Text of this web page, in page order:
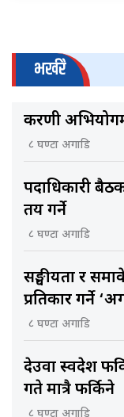
भर्खरै
करणी
८ घण्टा अगाडि
पदाधिकारी
तय गर्ने
८ घण्टा अगाडि
सङ्घीयता र
प्रतिकार गर्ने
८ घण्टा अगाडि
देउवा स्वदेश
गते मात्रै फर्किने